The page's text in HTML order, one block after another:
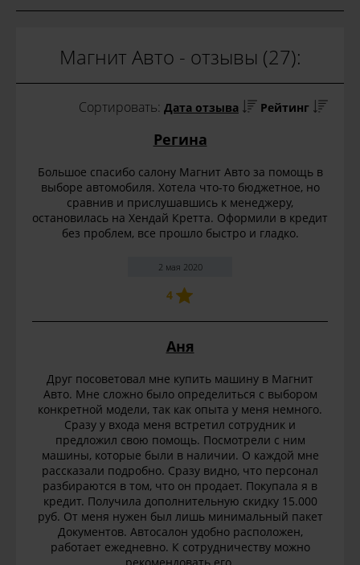
Магнит Авто - отзывы (27):
Сортировать: Дата отзыва Рейтинг
Регина
Большое спасибо салону Магнит Авто за помощь в
выборе автомобиля. Хотела что-то бюджетное, но
сравнив и прислушавшись к менеджеру,
остановилась на Хендай Кретта. Оформили в кредит
без проблем, все прошло быстро и гладко.
2 мая 2020
4
Аня
Друг посоветовал мне купить машину в Магнит
Авто. Мне сложно было определиться с выбором
конкретной модели, так как опыта у меня немного.
Сразу у входа меня встретил сотрудник и
предложил свою помощь. Посмотрели с ним
машины, которые были в наличии. О каждой мне
рассказали подробно. Сразу видно, что персонал
разбираются в том, что он продает. Покупала я в
кредит. Получила дополнительную скидку 15.000
руб. От меня нужен был лишь минимальный пакет
Документов. Автосалон удобно расположен,
работает ежедневно. К сотрудничеству можно